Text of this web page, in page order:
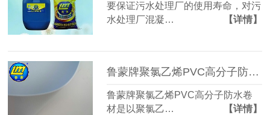
要保证污水处理厂的使用寿命，对污
水处理厂混凝…
【详情】
鲁蒙牌聚氯乙烯PVC高分子防水卷材的性能
鲁蒙牌聚氯乙烯PVC高分子防水卷
材是以聚氯乙…
【详情】